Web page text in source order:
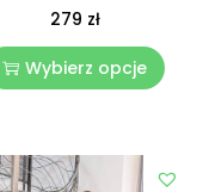
279 zł
Wybierz opcje